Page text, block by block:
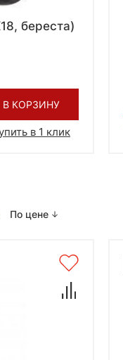
береста)
В КОРЗИНУ
в 1 клик
По цене